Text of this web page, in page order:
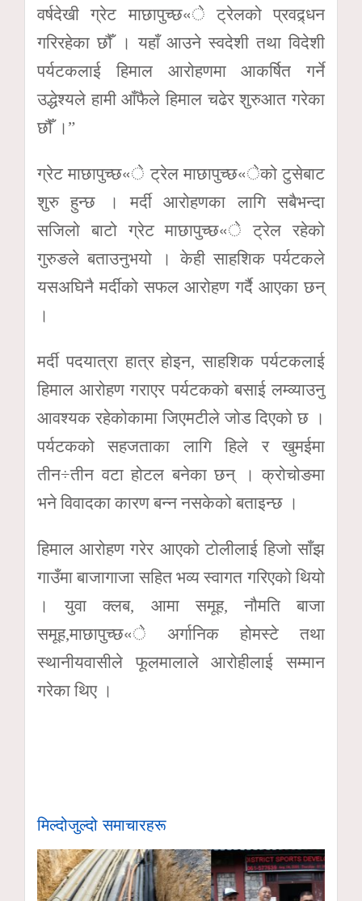
वर्षदेखी ग्रेट माछापुच्छ«े ट्रेलको प्रवद्र्धन
गरिरहेका छौँ । यहाँ आउने स्वदेशी तथा विदेशी
पर्यटकलाई हिमाल आरोहणमा आकर्षित गर्ने
उद्धेश्यले हामी आँफैले हिमाल चढेर शुरुआत गरेका
छौँ ।”
ग्रेट माछापुच्छ«े ट्रेल माछापुच्छ«ेको टुसेबाट
शुरु हुन्छ । मर्दी आरोहणका लागि सबैभन्दा
सजिलो बाटो ग्रेट माछापुच्छ«े ट्रेल रहेको
गुरुङले बताउनुभयो । केही साहशिक पर्यटकले
यसअघिनै मर्दीको सफल आरोहण गर्दै आएका छन्
।
मर्दी पदयात्रा हात्र होइन, साहशिक पर्यटकलाई
हिमाल आरोहण गराएर पर्यटकको बसाई लम्व्याउनु
आवश्यक रहेकोकामा जिएमटीले जोड दिएको छ ।
पर्यटकको सहजताका लागि हिले र खुमईमा
तीन÷तीन वटा होटल बनेका छन् । क्रोचोङमा
भने विवादका कारण बन्न नसकेको बताइन्छ ।
हिमाल आरोहण गरेर आएको टोलीलाई हिजो साँझ
गाउँमा बाजागाजा सहित भव्य स्वागत गरिएको थियो
। युवा क्लब, आमा समूह, नौमति बाजा
समूह,माछापुच्छ«े अर्गानिक होमस्टे तथा
स्थानीयवासीले फूलमालाले आरोहीलाई सम्मान
गरेका थिए ।
मिल्दोजुल्दो समाचारहरू